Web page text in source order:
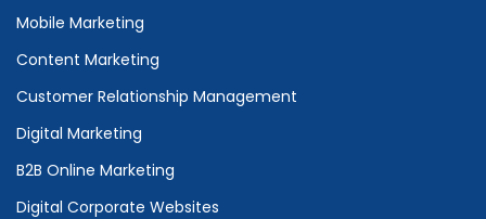
Mobile Marketing
Content Marketing
Customer Relationship Management
Digital Marketing
B2B Online Marketing
Digital Corporate Websites